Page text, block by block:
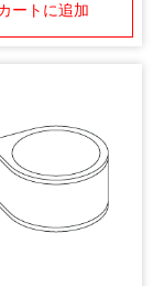
ートに追加